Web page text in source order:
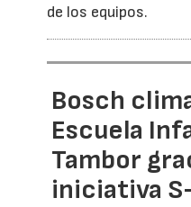
de los equipos.
Bosch
Escuela
Tambor
iniciativa